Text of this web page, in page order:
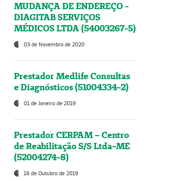
MUDANÇA DE ENDEREÇO -
DIAGITAB SERVIÇOS
MÉDICOS LTDA (54003267-5)
03 de Novembro de 2020
Prestador Medlife Consultas
e Diagnósticos (51004334-2)
01 de Janeiro de 2019
Prestador CERPAM – Centro
de Reabilitação S/S Ltda-ME
(52004274-8)
18 de Outubro de 2019